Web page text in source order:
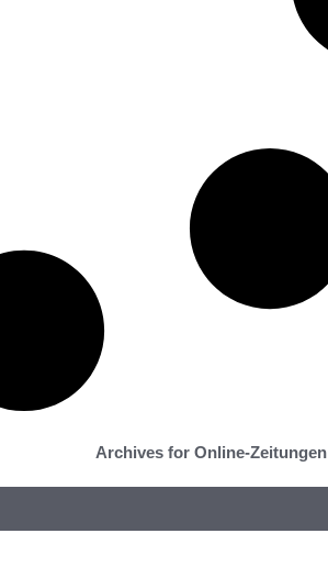
Archives for Online-Zeitungen